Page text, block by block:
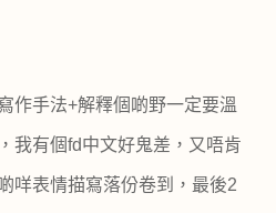
作手法+解釋個啲野一定要溫
我有個fd中文好鬼差，又唔肯
咩表情描寫落份卷到，最後2